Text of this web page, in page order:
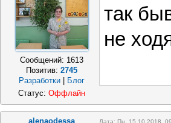
Сообщений: 1613
Позитив: 2745
Разработки
Блог
так
не
Статус: Оффлайн
alenaodessa Дата: Пн, 15.10.2018,